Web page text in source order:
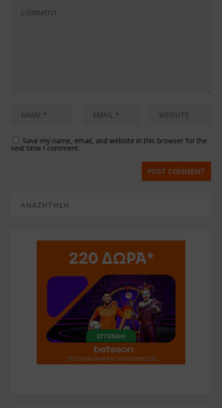
Save my name, email, and website in this browser for the
next time I comment.